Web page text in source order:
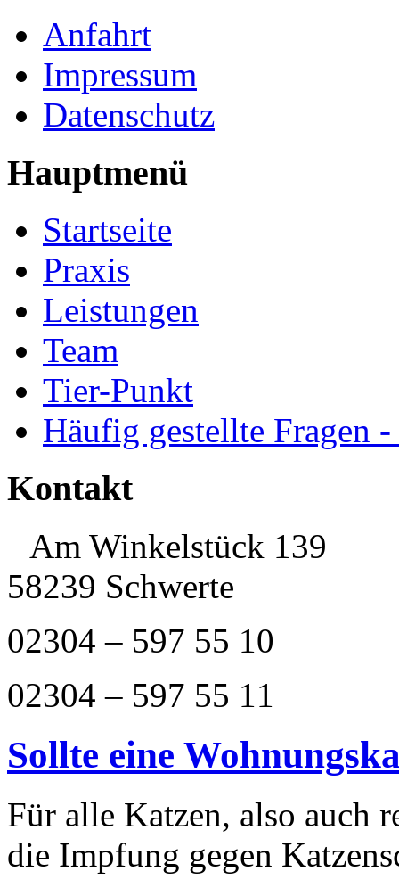
Anfahrt
Impressum
Datenschutz
Hauptmenü
Startseite
Praxis
Leistungen
Team
Tier-Punkt
Häufig gestellte Fragen
Kontakt
Am Winkelstück 139
58239 Schwerte
02304 – 597 55 10
02304 – 597 55 11
Sollte eine
Für alle Katzen, also auch
die Impfung gegen